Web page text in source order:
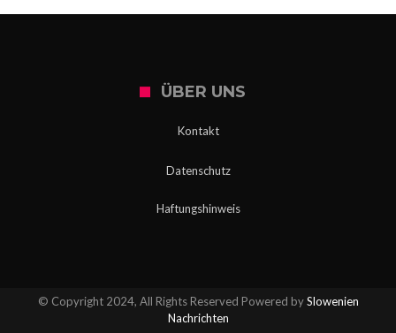
ÜBER UNS
Kontakt
Datenschutz
Haftungshinweis
© Copyright 2024, All Rights Reserved Powered bySlowenien
Nachrichten